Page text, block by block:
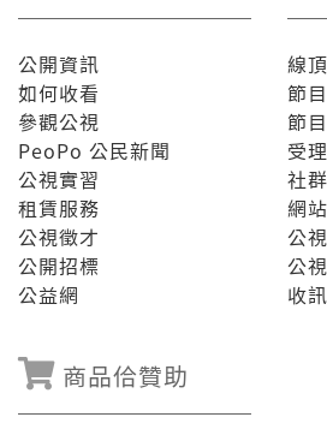
公開資訊
如何收看
參觀公視
PeoPo 公民新聞
公視實習
租賃服務
公視徵才
公開招標
公益網
線
節
節
受
社
網
公
公
收
商品佮贊助